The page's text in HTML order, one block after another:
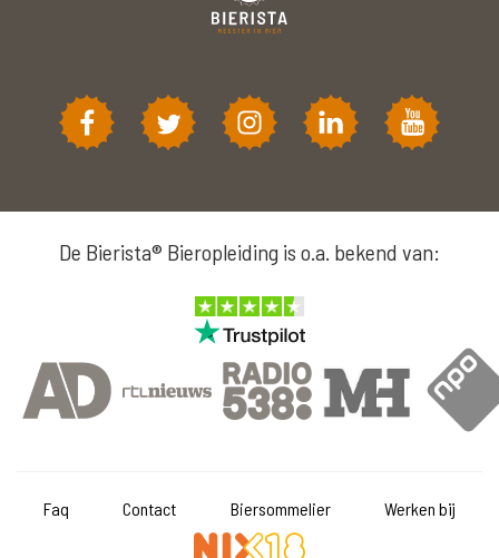
De Bierista® Bieropleiding is o.a. bekend van:
Faq Contact Biersommelier Werken bij